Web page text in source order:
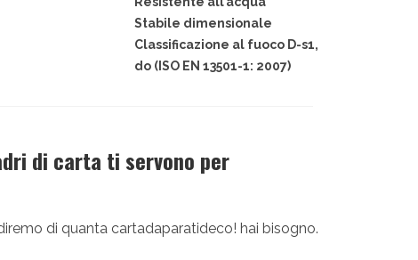
Stabile dimensionale
Classificazione al fuoco D-s1,
do (ISO EN 13501-1: 2007)
di carta ti servono per
di quanta cartadaparatideco! hai bisogno.